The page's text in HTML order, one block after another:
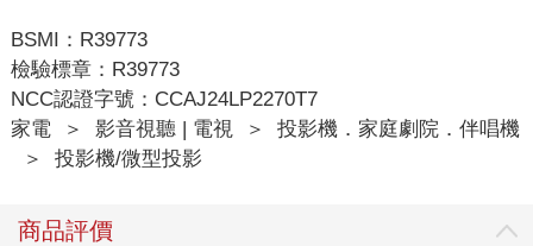
BSMI：R39773
檢驗標章：R39773
NCC認證字號：CCAJ24LP2270T7
家電
＞ 影音視聽 | 電視 ＞
投影機．家庭劇院．伴唱機
＞
投影機/微型投影
商品評價